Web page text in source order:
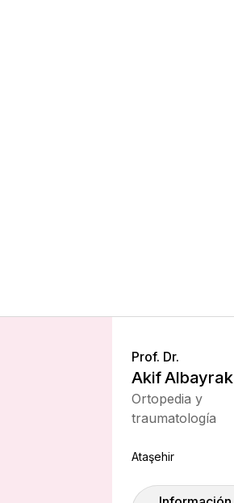
Prof. Dr.
Akif Albayrak
Ortopedia y
traumatología
Ataşehir